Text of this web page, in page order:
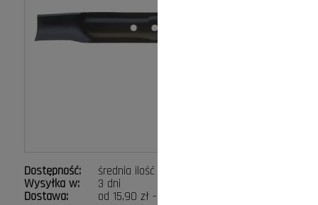
Dostępność:
średnia ilość
Wysyłka w:
3 dni
Dostawa:
od 15,90 zł - Paczkomat InPost